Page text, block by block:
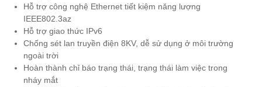
Hỗ trợ công nghệ Ethernet tiết kiệm năng lượng
IEEE802.3az
Hỗ trợ giao thức IPv6
Chống sét lan truyền điện 8KV, dễ sử dụng ở môi trường
ngoài trời
Hoàn thành chỉ báo trạng thái, trạng thái làm việc trong
nháy mắt